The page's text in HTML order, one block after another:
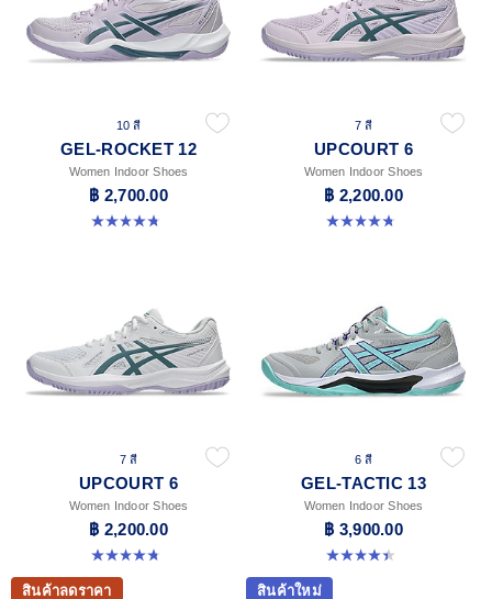
10 สี
GEL-ROCKET 12
Women Indoor Shoes
฿ 2,700.00
4.8 จาก 5 ดาว 151 รีวิว
7 สี
UPCOURT 6
Women Indoor Shoes
฿ 2,200.00
4.7 จาก 5 ดาว 247 รีวิว
7 สี
UPCOURT 6
Women Indoor Shoes
฿ 2,200.00
4.7 จาก 5 ดาว 247 รีวิว
6 สี
GEL-TACTIC 13
Women Indoor Shoes
฿ 3,900.00
4.4 จาก 5 ดาว 12 รีวิว
สินค้าลดราคา สินค้าใหม่